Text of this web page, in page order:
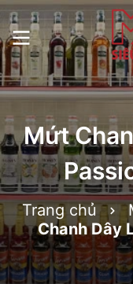
Mứt
Trang chủ
Chanh Dây